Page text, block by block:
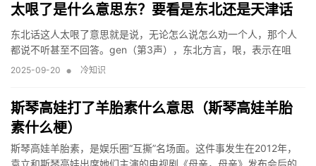
太哏了是什么意思东？要看是东北还是天津话
东北话这人太哏了意思就是说，无论怎么说怎么劝一个人，那个人
都说不听甚至不回答。gen（第3声），东北方言，哏，表示在咀
嚼…
2025-09-20 • 冷知识
斯琴高娃打了羊胎素什么意思（斯琴高娃羊胎
素什么梗）
斯琴高娃羊胎素，是娱乐圈“互撕”名场面。这件事发生在2012年，